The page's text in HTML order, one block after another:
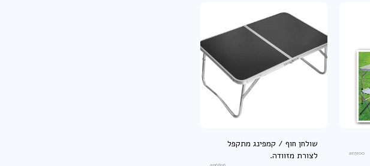
an3100
שולחן חוף / קמפינג מתקפל
לצורת מזוודה.